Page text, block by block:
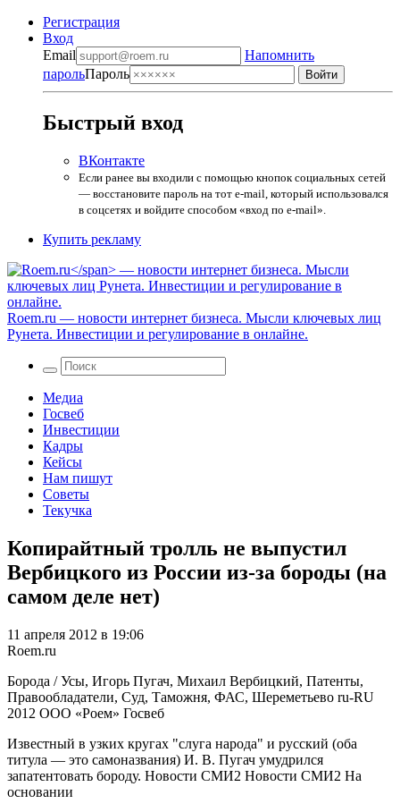
Регистрация
Вход
Email
Напомнить
парольПароль
Быстрый вход
ВКонтакте
Если ранее вы входили с помощью кнопок социальных сетей
— восстановите пароль на тот e-mail, который использовался
в соцсетях и войдите способом «вход по e-mail».
Купить рекламу
Roem.ru — новости интернет бизнеса. Мысли ключевых лиц
Рунета. Инвестиции и регулирование в онлайне.
Медиа
Госвеб
Инвестиции
Кадры
Кейсы
Нам пишут
Советы
Текучка
Копирайтный тролль не выпустил
Вербицкого из России из-за бороды (на
самом деле нет)
11 апреля 2012 в 19:06
Roem.ru
Борода / Усы, Игорь Пугач, Михаил Вербицкий, Патенты,
Правообладатели, Суд, Таможня, ФАС, Шереметьево ru-RU
2012 ООО «Роем» Госвеб
Известный в узких кругах "слуга народа" и русский (оба
титула — это самоназвания) И. В. Пугач умудрился
запатентовать бороду. Новости СМИ2 Новости СМИ2 На
основании